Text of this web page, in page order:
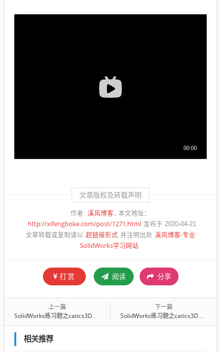
文章版权及转载声明
作者: 溪风博客 本文地址：
http://xifengboke.com/post/1271.html 发布于 2020-04-21
文章转载或复制请以 超链接形式 并注明出处 溪风博客-专业
SolidWorks学习网站
打赏 阅读 分享
上一篇
SolidWorks练习题之catics3D18-M02（附做题步骤）
下一篇
SolidWorks练习题之catics3D18-M03（附做题步骤）
相关推荐